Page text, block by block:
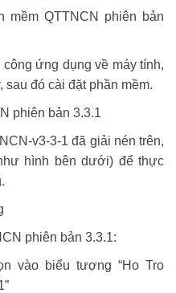
mềm QTTNCN phiên bản
ứng dụng về máy tính,
sau đó cài đặt phần mềm.
phiên bản 3.3.1
v3-3-1 đã giải nén trên,
hình bên dưới) để thực
phiên bản 3.3.1:
vào biểu tượng “Ho Tro